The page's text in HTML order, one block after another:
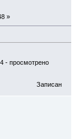
»
- просмотрено
Записан